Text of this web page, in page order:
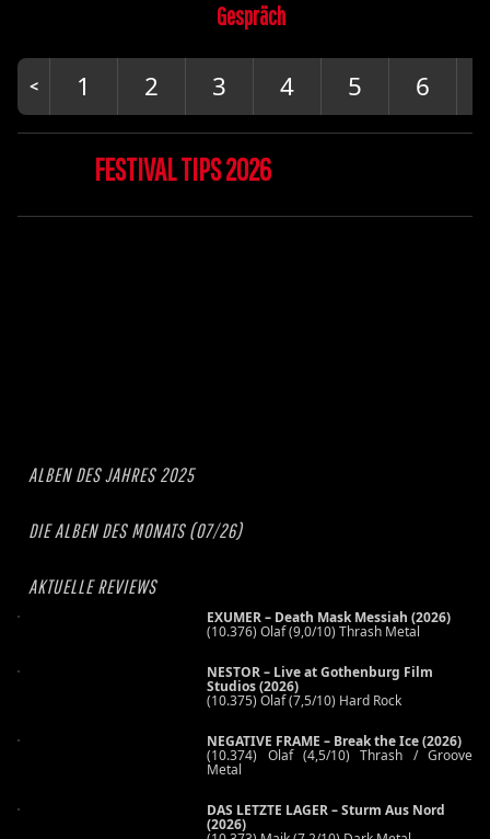
ALBEN DES JAHRES 2025
DIE ALBEN DES MONATS (07/26)
AKTUELLE REVIEWS
EXUMER – Death Mask Messiah (2026)
(10.376) Olaf (9,0/10) Thrash Metal
NESTOR – Live at Gothenburg Film
Studios (2026)
(10.375) Olaf (7,5/10) Hard Rock
NEGATIVE FRAME – Break the Ice (2026)
(10.374) Olaf (4,5/10) Thrash / Groove
Metal
DAS LETZTE LAGER – Sturm Aus Nord
(2026)
Gespräch
1 2 3 4 5 6
FESTIVAL TIPS 2026